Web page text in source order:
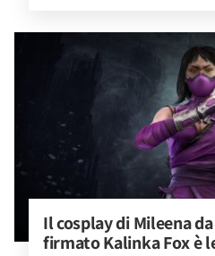
Il cosplay di Mileena
firmato Kalinka Fox è